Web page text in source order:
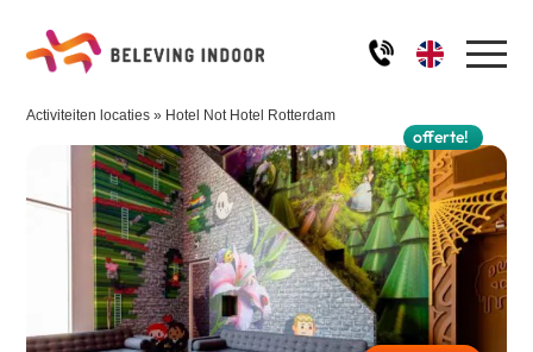
offerte!
Home
Activiteiten
Robinson aan Tafel
De Alleskunner
IJssculpturen workshop
Ons team
Activiteiten locaties » Hotel Not Hotel Rotterdam